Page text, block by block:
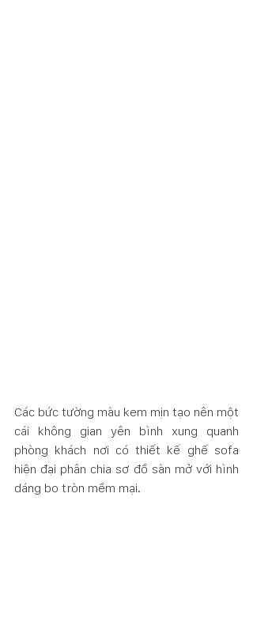
Các bức tường màu kem mịn tạo nên một
cái không gian yên bình xung quanh
phòng khách nơi có thiết kế ghế sofa
hiện đại phân chia sơ đồ sàn mở với hình
dáng bo tròn mềm mại.